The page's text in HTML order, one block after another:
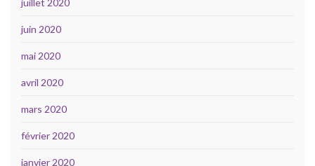
juin 2020
mai 2020
avril 2020
mars 2020
février 2020
janvier 2020